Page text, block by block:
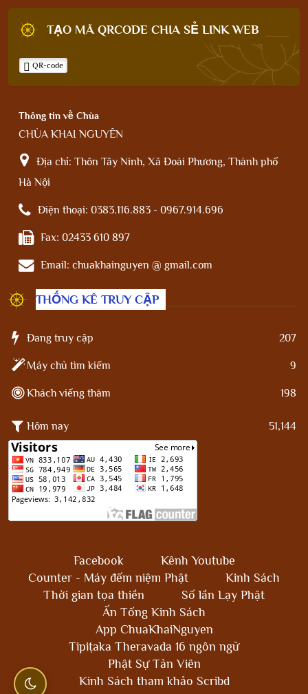
TẠO MÃ QRCODE CHIA SẺ LINK WEB
QR-code
Thông tin về Chùa
CHÙA KHAI NGUYÊN
Địa chỉ: Thôn Tây Ninh, Xã Đoài Phương, Thành phố
Hà Nội
Điện thoại: 0383.116.883 - 0967.914.696
Fax: 02433 610 897
Email: chuakhainguyen @ gmail.com
THỐNG KÊ TRUY CẬP
Đang truy cập 207
Máy chủ tìm kiếm 9
Khách viếng thăm 198
Hôm nay 51,144
Facebook
Kênh Youtube
Counter - Máy đếm niệm Phật
Kinh Sách
Thời gian tọa thiền
Số lần Lạy Phật
Ấn Tống Kinh Sách
App ChuaKhaiNguyen
Tipiṭaka Theravada 16 ngôn ngữ
Phật Sự Tản Viên
Kinh Sách tham khảo Scribd